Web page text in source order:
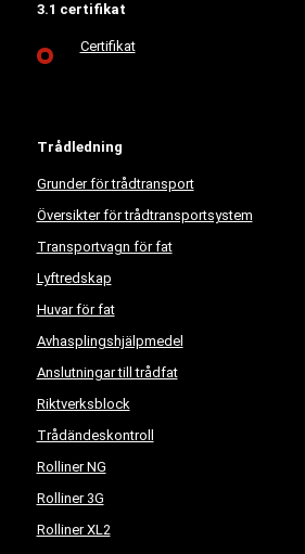
3.1 certifikat
Certifikat
Trådledning
Grunder för trådtransport
Översikter för trådtransportsystem
Transportvagn för fat
Lyftredskap
Huvar för fat
Avhasplingshjälpmedel
Anslutningar till trådfat
Riktverksblock
Trådändeskontroll
Rolliner NG
Rolliner 3G
Rolliner XL2